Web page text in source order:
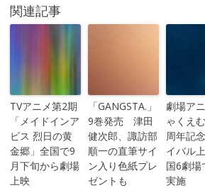
関連記事
TVアニメ第2期
「メイドインア
ビス 烈日の黄
金郷」全国で9
月下旬から劇場
上映
「GANGSTA.」
9巻発売 津田
健次郎、諏訪部
順一の直筆サイ
ン入り色紙プレ
ゼントも
劇場ア
ゃくえ
周年記
イバル
国6劇場
実施